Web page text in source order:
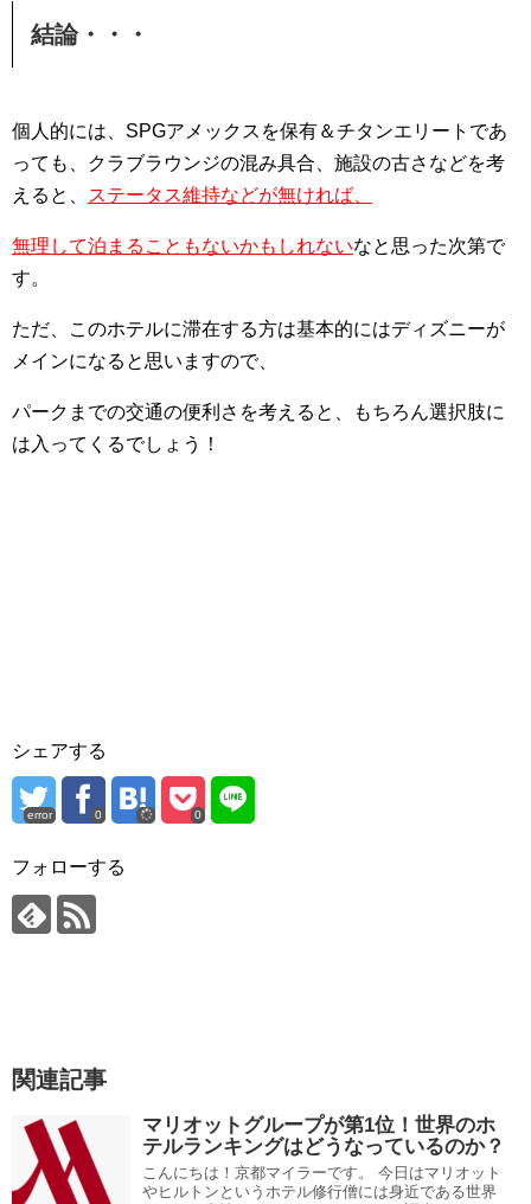
結論・・・
個人的には、SPGアメックスを保有＆チタンエリートであ
っても、クラブラウンジの混み具合、施設の古さなどを考
えると、
ステータス維持などが無ければ、
無理して泊まることもないかもしれないなと思った次第で
す。
ただ、このホテルに滞在する方は基本的にはディズニーが
メインになると思いますので、
パークまでの交通の便利さを考えると、もちろん選択肢に
は入ってくるでしょう！
シェアする
error 0 0
フォローする
関連記事
マリオットグループが第1位！世界のホ
テルランキングはどうなっているのか？
こんにちは！京都マイラーです。 今日はマリオット
やヒルトンというホテル修行僧には身近である世界